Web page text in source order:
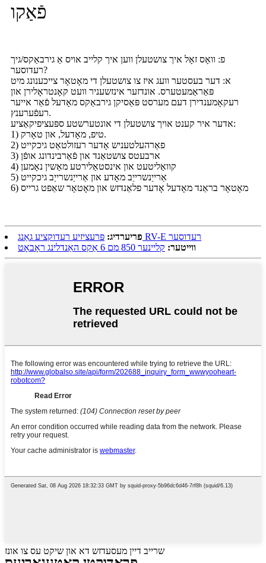
פֿאַקו
פ: וואָס זאָל איך צושטעלן ווען איך קלייב אויס אַ גירבאַקס/גיך
רעדוסער?
א: דער בעסטער וועג איז צו צושטעלן די מאָטאָר צייכענונג מיט
פּאַראַמעטערס. אונדזער אינזשעניר וועט קאָנטראָלירן און
רעקאָמענדירן דעם מערסט פּאַסיקן גירבאַקס מאָדעל פֿאַר אייער
רעפֿערענץ.
אדער איר קענט אויך צושטעלן די אונטערשטע ספּעציפיקאַציע:
1) טיפ, מאָדעל, און טאָרק.
2) פאַרהעלטעניש אָדער רעזולטאַט גיכקייט
3) ארבעטס צושטאַנד און פֿאַרבינדונג אופֿן
4) קוואַליטעט און אינסטאַלירטע מאַשין נאָמען
5) אַרייַנשרייַב מאָדע און אַרייַנשרייַב גיכקייט
6) מאָטאָר בראַנד מאָדעל אָדער פלאַנדזש און מאָטאָר שאַפט גרייס
פריערדיג:
פּרעציזיע רעדוקציע גאַנג RV-E רעדוסער
ווייטער: קליינער 850 מם 6 אַקס האַנדלינג ראָבאָט
שרייב דיין מעסעדזש דא און שיקט עס צו אונז